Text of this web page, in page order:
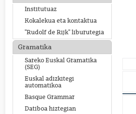
Institutuaz
Kokalekua eta kontaktua
"Rudolf de Rijk" liburutegia
Gramatika
Sareko Euskal Gramatika
(SEG)
Euskal adizkitegi
automatikoa
Basque Grammar
Datiboa hiztegian